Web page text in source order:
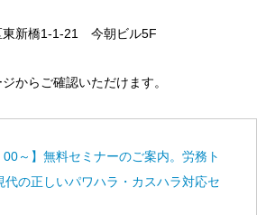
橋1-1-21 今朝ビル5F
からご確認いただけます。
00～】無料セミナーのご案内。労務ト
代の正しいパワハラ・カスハラ対応セ